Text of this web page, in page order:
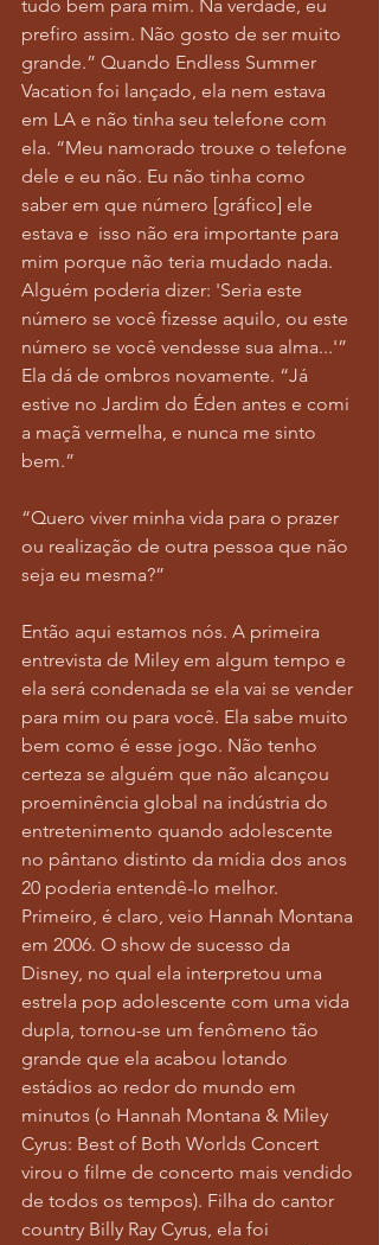
tudo bem para mim. Na verdade, eu
prefiro assim. Não gosto de ser muito
grande.” Quando Endless Summer
Vacation foi lançado, ela nem estava
em LA e não tinha seu telefone com
ela. “Meu namorado trouxe o telefone
dele e eu não. Eu não tinha como
saber em que número [gráfico] ele
estava e  isso não era importante para
mim porque não teria mudado nada.
Alguém poderia dizer: 'Seria este
número se você fizesse aquilo, ou este
número se você vendesse sua alma...'”
Ela dá de ombros novamente. “Já
estive no Jardim do Éden antes e comi
a maçã vermelha, e nunca me sinto
bem.”
“Quero viver minha vida para o prazer
ou realização de outra pessoa que não
seja eu mesma?”
Então aqui estamos nós. A primeira
entrevista de Miley em algum tempo e
ela será condenada se ela vai se vender
para mim ou para você. Ela sabe muito
bem como é esse jogo. Não tenho
certeza se alguém que não alcançou
proeminência global na indústria do
entretenimento quando adolescente
no pântano distinto da mídia dos anos
20 poderia entendê-lo melhor.
Primeiro, é claro, veio Hannah Montana
em 2006. O show de sucesso da
Disney, no qual ela interpretou uma
estrela pop adolescente com uma vida
dupla, tornou-se um fenômeno tão
grande que ela acabou lotando
estádios ao redor do mundo em
minutos (o Hannah Montana & Miley
Cyrus: Best of Both Worlds Concert
virou o filme de concerto mais vendido
de todos os tempos). Filha do cantor
country Billy Ray Cyrus, ela foi